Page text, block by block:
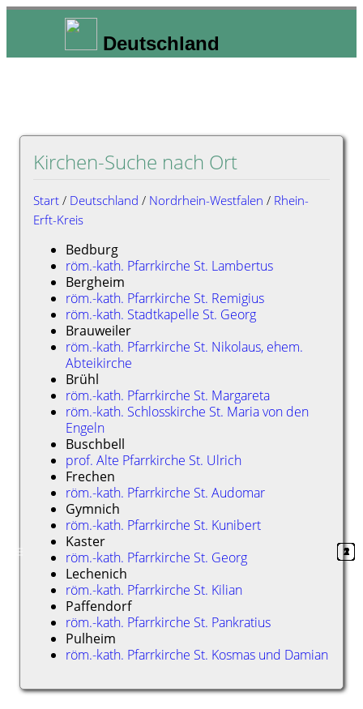
Deutschland
Kirchen-Suche nach Ort
Start / Deutschland / Nordrhein-Westfalen / Rhein-
Erft-Kreis
Bedburg
1
röm.-kath. Pfarrkirche St. Lambertus
Bergheim
2
röm.-kath. Pfarrkirche St. Remigius
röm.-kath. Stadtkapelle St. Georg
Brauweiler
1
röm.-kath. Pfarrkirche St. Nikolaus, ehem.
Abteikirche
Brühl
2
röm.-kath. Pfarrkirche St. Margareta
röm.-kath. Schlosskirche St. Maria von den
Engeln
Buschbell
1
prof. Alte Pfarrkirche St. Ulrich
Frechen
1
röm.-kath. Pfarrkirche St. Audomar
Gymnich
1
röm.-kath. Pfarrkirche St. Kunibert
Kaster
1
röm.-kath. Pfarrkirche St. Georg
Lechenich
1
röm.-kath. Pfarrkirche St. Kilian
Paffendorf
1
röm.-kath. Pfarrkirche St. Pankratius
Pulheim
1
röm.-kath. Pfarrkirche St. Kosmas und Damian